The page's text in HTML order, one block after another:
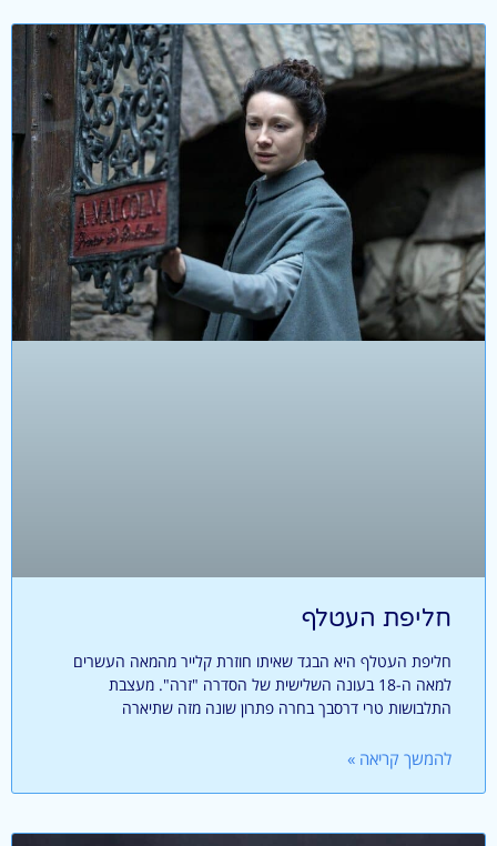
חליפת העטלף
חליפת העטלף היא הבגד שאיתו חוזרת קלייר מהמאה העשרים
למאה ה-18 בעונה השלישית של הסדרה "זרה". מעצבת
התלבושות טרי דרסבך בחרה פתרון שונה מזה שתיארה
להמשך קריאה »